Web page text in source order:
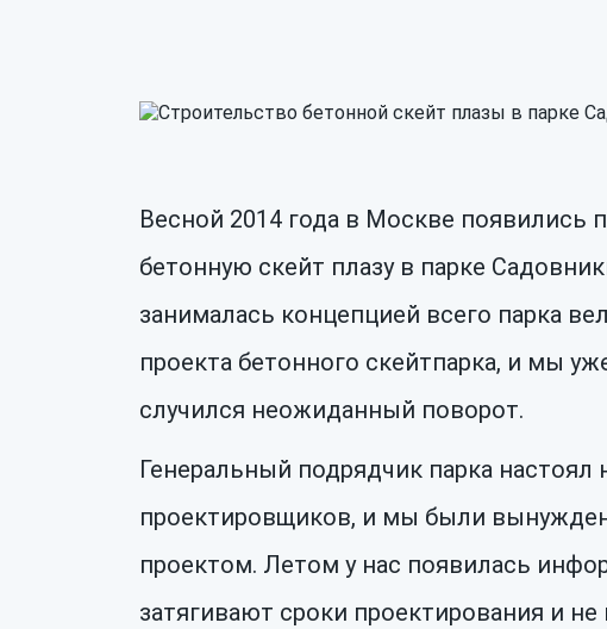
Весной 2014 года в Москве появились
бетонную скейт плазу в парке
занималась концепцией всего парка
проекта бетонного скейтпарка, и мы
случился неожиданный поворот.
Генеральный подрядчик парка настоял
проектировщиков, и мы были
проектом. Летом у нас появилась
затягивают сроки проектирования и